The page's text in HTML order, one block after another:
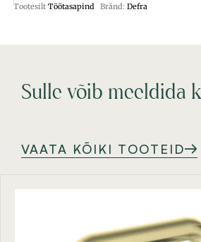
Tootesilt Töötasapind Bränd: Defra
Sulle võib meeldida
VAATA KÕIKI TOOTEID